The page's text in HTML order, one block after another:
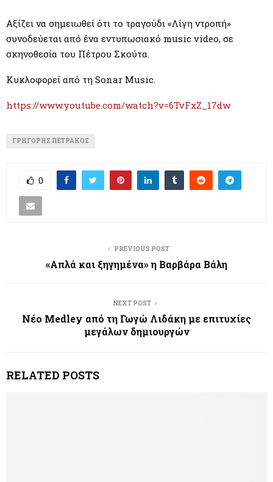
Aξίζει να σημειωθεί ότι το τραγούδι «Λίγη ντροπή»
συνοδεύεται από ένα εντυπωσιακό music video, σε
σκηνοθεσία του Πέτρου Σκούτα.
Κυκλοφορεί από τη Sonar Music.
https://www.youtube.com/watch?v=6TvFxZ_17dw
ΓΡΗΓΌΡΗΣ ΠΕΤΡΆΚΟΣ
0
PREVIOUS POST
«Απλά και ξηγημένα» η Βαρβάρα Βάλη
NEXT POST
Νέο Medley από τη Γωγώ Λιδάκη με επιτυχίες
μεγάλων δημιουργών
RELATED POSTS